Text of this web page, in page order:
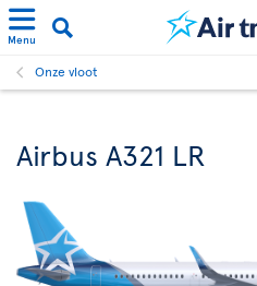
Menu
Onze vloot
Airbus A321 LR